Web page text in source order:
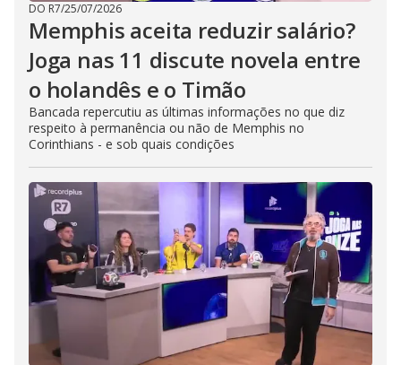
DO R7/25/07/2026
Memphis aceita reduzir salário?
Joga nas 11 discute novela entre
o holandês e o Timão
Bancada repercutiu as últimas informações no que diz
respeito à permanência ou não de Memphis no
Corinthians - e sob quais condições